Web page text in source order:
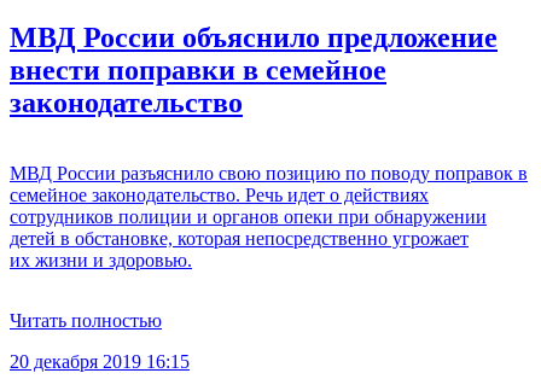
МВД России объяснило предложение
внести поправки в семейное
законодательство
МВД России разъяснило свою позицию по поводу поправок в
семейное законодательство. Речь идет о действиях
сотрудников полиции и органов опеки при обнаружении
детей в обстановке, которая непосредственно угрожает
их жизни и здоровью.
Читать полностью
20 декабря 2019 16:15